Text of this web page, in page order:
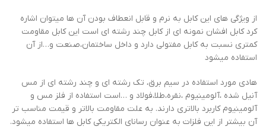
از ویژگی های این کابل به نرم و قابل انعطاف بودن آن ها میتوان اشاره
کرد کابل افشان نمونه ای از کابل چند رشته ای است این کابل مقاومت
کمتری نسبت به کابل مفتولی دارد و داخل ساختمان،صنعت و…از آن
استفاده میشود
هادی مورد استفاده در سیم برق، تک رشته ای و چند رشته ای از مس
آنیل شده ،آلومینیوم ،نقره،طلا،فولاد و …است استفاده از فلز مس و
آلومینیوم کاربرد بالاتری دارند. به علت مقاومت بالاتر و قیمت مناسب تر
آن بیشتر از این فلزات به عنوان رسانای الکتریکی کابل ها استفاده میشود.